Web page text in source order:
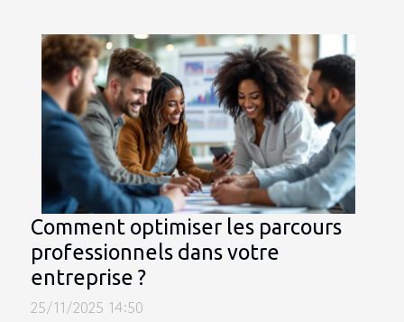
Comment optimiser les parcours
professionnels dans votre
entreprise ?
25/11/2025 14:50